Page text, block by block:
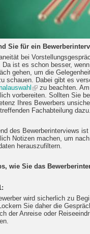
Sie für ein
bei
Da ist es schon besser,
gehen, um die
schauen. Dabei gibt es
zu beachten.
vorbereiten. Sollten Sie
Ihres Bewerbers
Fachabteilung
des Bewerberinterviews
Notizen machen, um
herauszufiltern.
wie Sie das
wird sicherlich zu
Sie daher die
der Anreise oder